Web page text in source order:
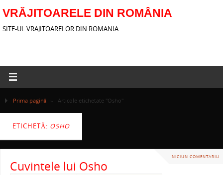
VRĂJITOARELE DIN ROMÂNIA
SITE-UL VRAJITOARELOR DIN ROMANIA.
Prima pagină » Articole etichetate "Osho"
ETICHETĂ: OSHO
NICIUN COMENTARIU
Cuvintele lui Osho